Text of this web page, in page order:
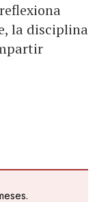
la disciplina